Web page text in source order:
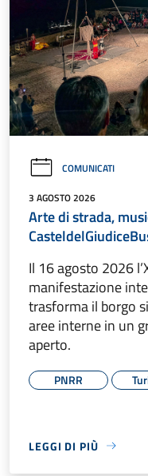
COMUNICATI
3 AGOSTO 2026
Arte di strada,
Il 16 agosto 2026
manifestazione
trasforma il borgo
aree interne in un
aperto.
PNRR
LEGGI DI PIÙ